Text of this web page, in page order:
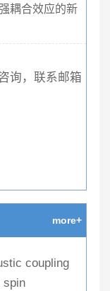
耦合效应的新
询，联系邮箱
more+
coupling
spin